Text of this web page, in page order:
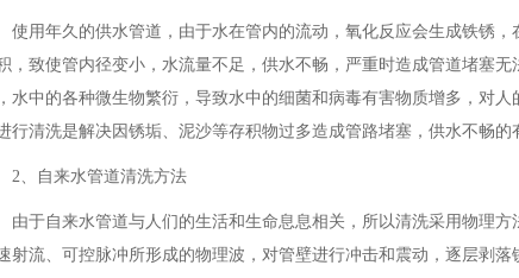
使用年久的供水管道，由于水在管内的流动，氧化反应会生成铁锈
，致使管内径变小，水流量不足，供水不畅，严重时造成管道堵塞
水中的各种微生物繁衍，导致水中的细菌和病毒有害物质增多，对
行清洗是解决因锈垢、泥沙等存积物过多造成管路堵塞，供水不畅的
2、自来水管道清洗方法
由于自来水管道与人们的生活和生命息息相关，所以清洗采用物理
射流、可控脉冲所形成的物理波，对管壁进行冲击和震动，逐层剥落